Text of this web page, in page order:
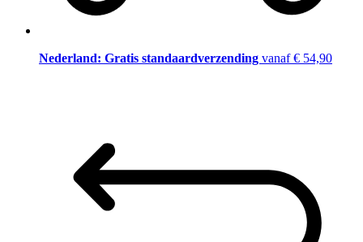
Nederland: Gratis standaardverzending vanaf € 54,90